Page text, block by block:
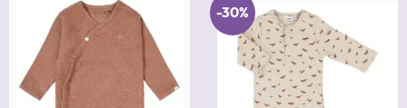
-30%